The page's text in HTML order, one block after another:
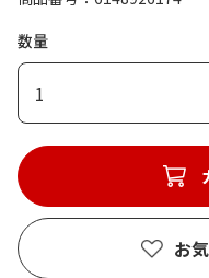
数量
1
お